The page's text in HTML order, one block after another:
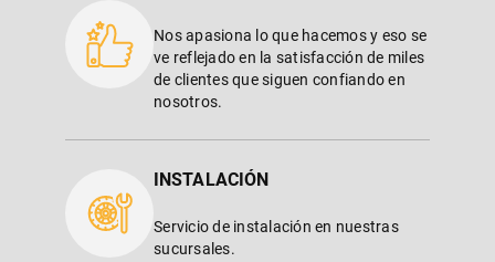
Nos apasiona lo que hacemos y eso se
ve reflejado en la satisfacción de miles
de clientes que siguen confiando en
nosotros.
INSTALACIÓN
Servicio de instalación en nuestras
sucursales.